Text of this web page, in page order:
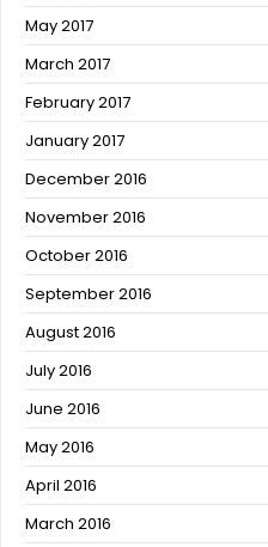
May 2017
March 2017
February 2017
January 2017
December 2016
November 2016
October 2016
September 2016
August 2016
July 2016
June 2016
May 2016
April 2016
March 2016